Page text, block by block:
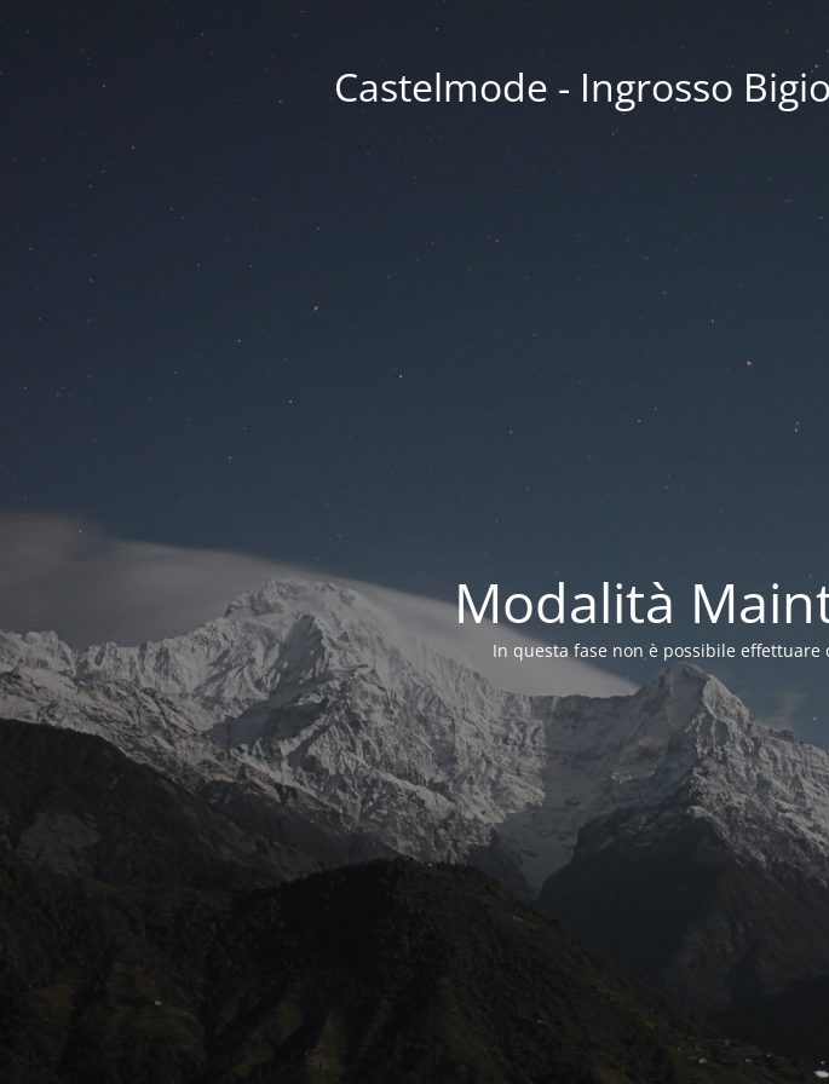
Castelmode - Ingrosso
Modalità
In questa fase non è possibile